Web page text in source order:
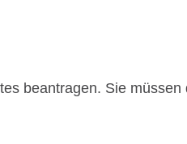
beantragen. Sie